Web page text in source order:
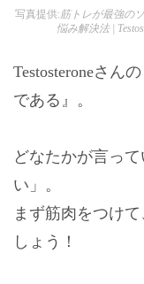
写真提供:筋トレが最強の
悩み解決法 |
Testosteroneさん
である』。
どなたかが言っ
い」。
まず筋肉をつけ
しょう！